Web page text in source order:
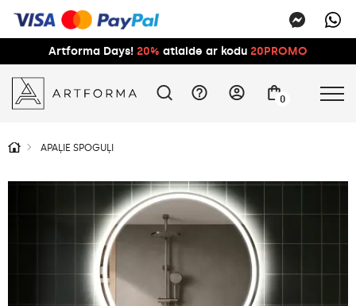
Artforma Days! 20% atlaide ar kodu 20PROMO
0
APAĻIE SPOGUĻI